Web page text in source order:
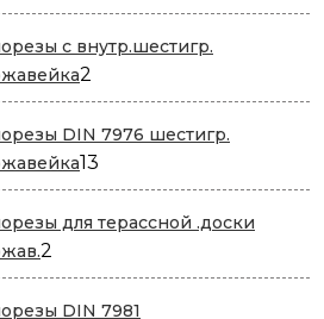
товаров
с внутр.шестигр.
2
товара
DIN 7976 шестигр.
13
товаров
для терассной .доски
2
товара
DIN 7981